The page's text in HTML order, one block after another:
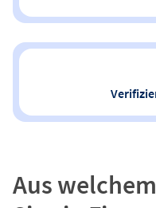
Aus